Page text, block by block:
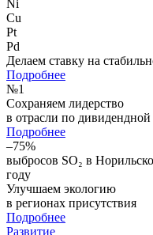
Ni
Cu
Pt
Pd
Делаем ставку на
Подробнее
№1
Сохраняем лидерство
в отрасли по дивидендной
Подробнее
–75%
выбросов SO₂ в
году
Улучшаем экологию
в регионах присутствия
Подробнее
Развитие